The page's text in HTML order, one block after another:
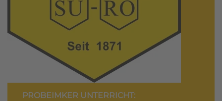
PROBEIMKER UNTERRICHT: